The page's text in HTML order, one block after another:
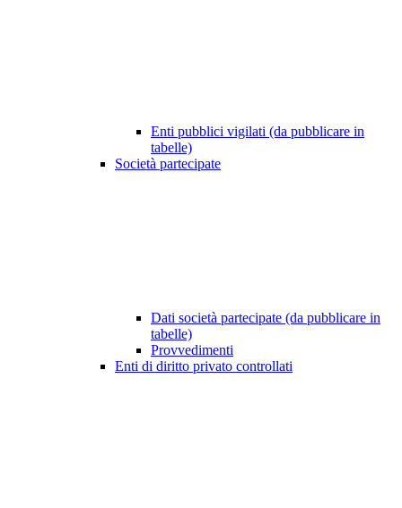
Enti pubblici vigilati (da pubblicare in
tabelle)
Società partecipate
Dati società partecipate (da pubblicare in
tabelle)
Provvedimenti
Enti di diritto privato controllati